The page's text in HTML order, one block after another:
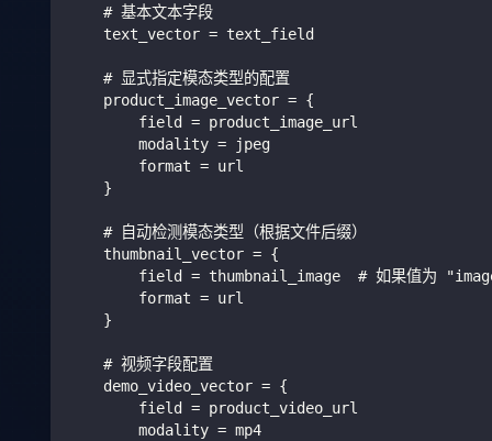
    # 基本文本字段
    text_vector = text_field
    # 显式指定模态类型的配置
    product_image_vector = {
        field = product_image_url
        modality = jpeg
        format = url
    }
    # 自动检测模态类型（根据文件后缀）
    thumbnail_vector = {
field = thumbnail_image  # 如果值为
        format = url
    }
    # 视频字段配置
    demo_video_vector = {
        field = product_video_url
        modality = mp4